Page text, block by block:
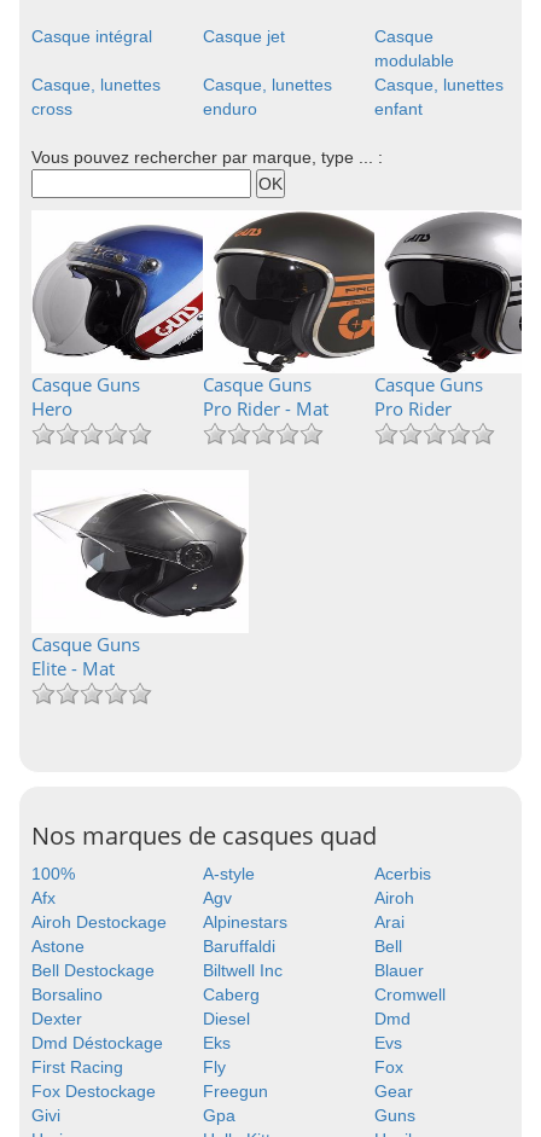
Casque intégral Casque jet
Casque
modulable
Casque, lunettes
cross
Casque, lunettes
enduro
Casque, lunettes
enfant
Vous pouvez rechercher par marque, type ... :
Casque Guns
Hero
Casque Guns
Pro Rider - Mat
Casque Guns
Pro Rider
Casque Guns
Elite - Mat
Nos marques de casques quad
100% A-style
Acerbis
Afx
Agv
Airoh
Airoh Destockage
Alpinestars
Arai
Astone
Baruffaldi
Bell
Bell Destockage
Biltwell Inc
Blauer
Borsalino
Caberg
Cromwell
Dexter
Diesel
Dmd
Dmd Déstockage
Eks
Evs
First Racing
Fly
Fox
Fox Destockage
Freegun
Gear
Givi
Gpa
Guns